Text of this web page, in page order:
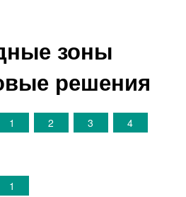
зоны
решения
1 2 3
4
1